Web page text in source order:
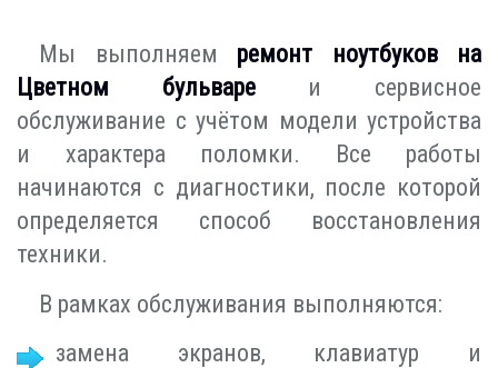
Мы выполняем ремонт ноутбуков на
Цветном бульвареи сервисное
обслуживание с учётом модели устройства
и характера поломки. Все работы
начинаются с диагностики, после которой
определяется способ восстановления
техники.
В рамках обслуживания выполняются:
замена экранов, клавиатур и